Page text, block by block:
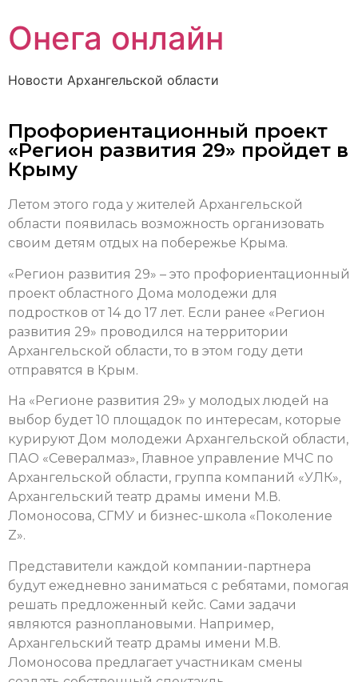
Онега онлайн
Новости Архангельской области
Профориентационный проект
«Регион развития 29» пройдет в
Крыму
Летом этого года у жителей Архангельской
области появилась возможность организовать
своим детям отдых на побережье Крыма.
«Регион развития 29» – это профориентационный
проект областного Дома молодежи для
подростков от 14 до 17 лет. Если ранее «Регион
развития 29» проводился на территории
Архангельской области, то в этом году дети
отправятся в Крым.
На «Регионе развития 29» у молодых людей на
выбор будет 10 площадок по интересам, которые
курируют Дом молодежи Архангельской области,
ПАО «Севералмаз», Главное управление МЧС по
Архангельской области, группа компаний «УЛК»,
Архангельский театр драмы имени М.В.
Ломоносова, СГМУ и бизнес-школа «Поколение
Z».
Представители каждой компании-партнера
будут ежедневно заниматься с ребятами, помогая
решать предложенный кейс. Сами задачи
являются разноплановыми. Например,
Архангельский театр драмы имени М.В.
Ломоносова предлагает участникам смены